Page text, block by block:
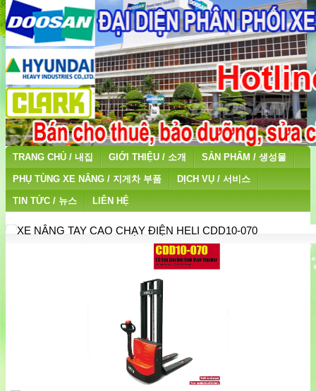
TRANG CHỦ / 내집 GIỚI THIỆU / 소개 SẢN PHẨM / 생성물
PHỤ TÙNG XE NÂNG / 지게차 부품 DỊCH VỤ / 서비스
TIN TỨC / 뉴스 LIÊN HỆ
XE NÂNG TAY CAO CHẠY ĐIỆN HELI CDD10-070